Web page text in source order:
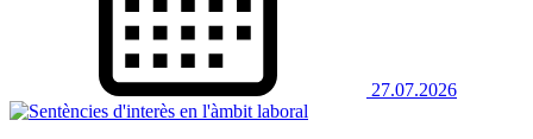
27.07.2026